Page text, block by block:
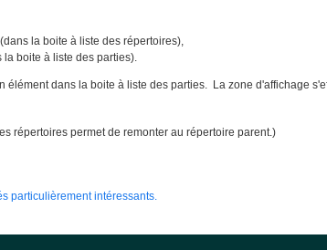
la boite à liste des répertoires),
boite à liste des parties).
élément dans la boite à liste des parties. La zone d'affichage
répertoires permet de remonter au répertoire parent.)
particulièrement intéressants.